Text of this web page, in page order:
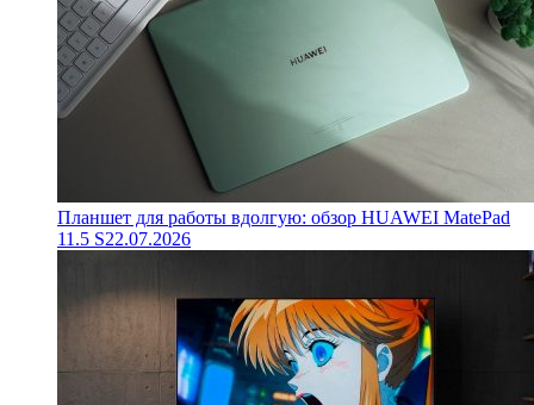
Планшет для работы вдолгую: обзор HUAWEI MatePad
11.5 S22.07.2026